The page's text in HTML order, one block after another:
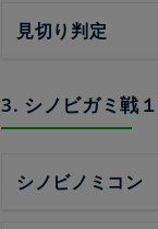
見切り判定
3. シノビガミ戦
シノビノミコン